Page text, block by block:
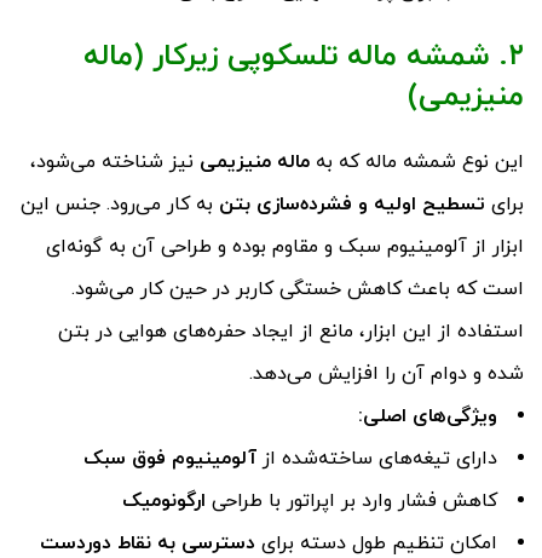
۲. شمشه ماله تلسکوپی زیرکار (ماله
منیزیمی)
این نوع شمشه ماله که به ماله منیزیمی نیز شناخته می‌شود،
برای تسطیح اولیه و فشرده‌سازی بتن به کار می‌رود. جنس این
ابزار از آلومینیوم سبک و مقاوم بوده و طراحی آن به گونه‌ای
است که باعث کاهش خستگی کاربر در حین کار می‌شود.
استفاده از این ابزار، مانع از ایجاد حفره‌های هوایی در بتن
شده و دوام آن را افزایش می‌دهد.
ویژگی‌های اصلی:
دارای تیغه‌های ساخته‌شده از آلومینیوم فوق سبک
کاهش فشار وارد بر اپراتور با طراحی ارگونومیک
امکان تنظیم طول دسته برای دسترسی به نقاط دوردست